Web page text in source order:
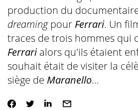
production du
dreamingpour Ferrari. Un
traces de trois hommes qui
Ferrari alors qu'ils étaient
souhait était de visiter la
siège de Maranello…